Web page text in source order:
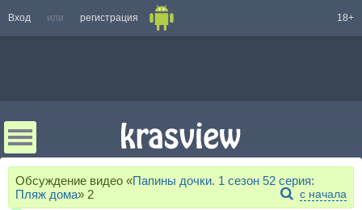
Вход или регистрация 18+
Обсуждение видео «Папины дочки. 1 сезон 52 серия:
Пляж дома» 2 с начала